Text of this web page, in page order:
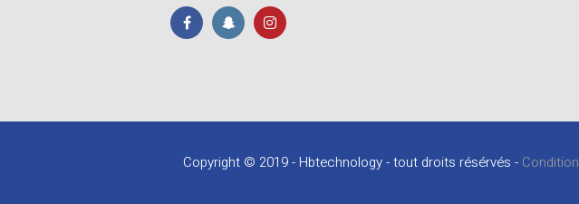
Copyright © 2019 - Hbtechnology - tout droits résérvés - Condition